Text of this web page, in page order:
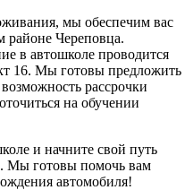
мы обеспечим вас
районе Череповца.
в автошколе проводится
16. Мы готовы предложить
рассрочки
на обучении
и начните свой путь
Мы готовы помочь вам
автомобиля!